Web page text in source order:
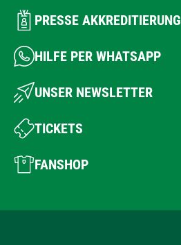
PRESSE AKKREDITIERUNG
HILFE PER WHATSAPP
UNSER NEWSLETTER
TICKETS
FANSHOP